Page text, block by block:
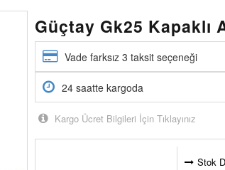
Güçtay Gk25 Kapaklı
Vade farksız 3 taksit seçeneği
24 saatte kargoda
Kargo Ücret Bilgileri İçin Tıklayınız
Stok